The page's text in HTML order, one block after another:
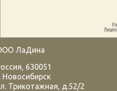
ЛаДина
, 630051
Новосибирск
Трикотажная, д.52/2